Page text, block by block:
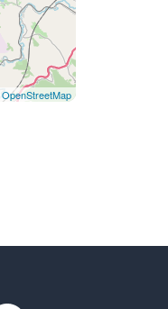
OpenStreetMap